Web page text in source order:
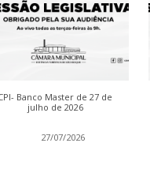
Banco Master de 27 de
julho de 2026
27/07/2026